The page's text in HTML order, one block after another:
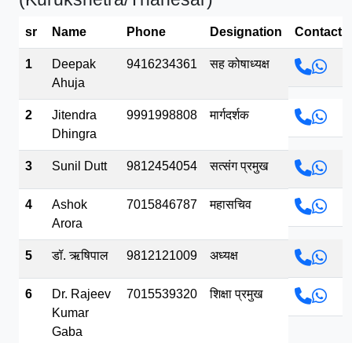
sr Name Phone Designation Contact
1
Deepak
Ahuja
9416234361 सह कोषाध्यक्ष
2
Jitendra
Dhingra
9991998808 मार्गदर्शक
3 Sunil Dutt 9812454054 सत्संग प्रमुख
4
Ashok
Arora
7015846787 महासचिव
5 डॉ. ऋषिपाल 9812121009 अध्यक्ष
6
Dr. Rajeev
Kumar
Gaba
7015539320 शिक्षा प्रमुख